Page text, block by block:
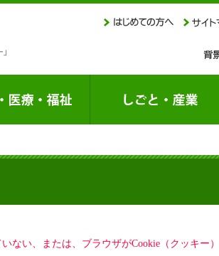
ない、または、ブラウザがCookie（クッキ